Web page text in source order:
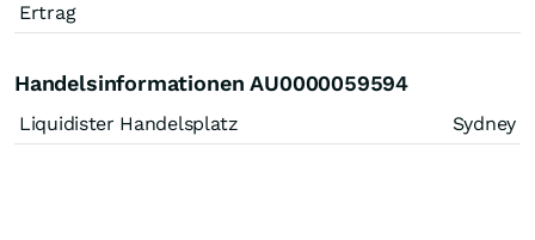
Ertrag
Handelsinformationen AU0000059594
Liquidister Handelsplatz Sydney